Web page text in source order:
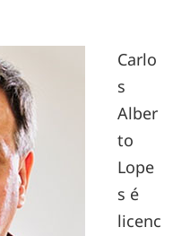
Carlo
s
Alber
to
Lope
s é
licenc